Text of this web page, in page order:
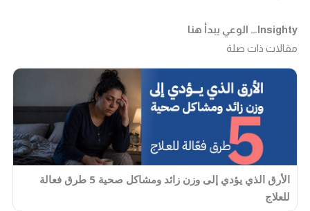
Insighty…
الوعي يبدأ هنا
مقالات ذات صلة
الأرق الذي يؤدي إلى وزن زائد ومشاكل صحية 5 طرق فعالة
للعلاج